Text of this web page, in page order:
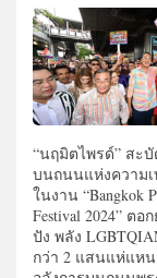
“นฤมิตไพรด์” สะ
บนถนนแห่งความเ
ในงาน “Bangkok
Festival 2024” ตอ
ปัง พลัง
กว่า 2 แสนแห่แห